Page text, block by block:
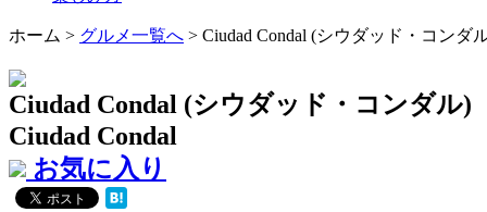
ホーム > グルメ一覧へ > Ciudad Condal (シウダッド・コンダ
Ciudad Condal (シウダッド・コンダル)
Ciudad Condal
お気に入り